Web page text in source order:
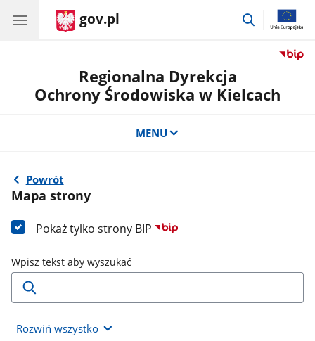
gov.pl
przejdź
Regionalna Dyrekcja
Ochrony Środowiska w Kielcach
MENU
Powrót
Mapa strony
Pokaż tylko strony BIP
Wpisz tekst aby wyszukać
Rozwiń wszystko